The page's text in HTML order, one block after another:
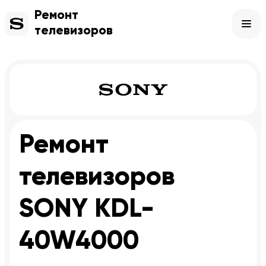
Ремонт
телевизоров
Ремонт
телевизоров
SONY KDL-
40W4000